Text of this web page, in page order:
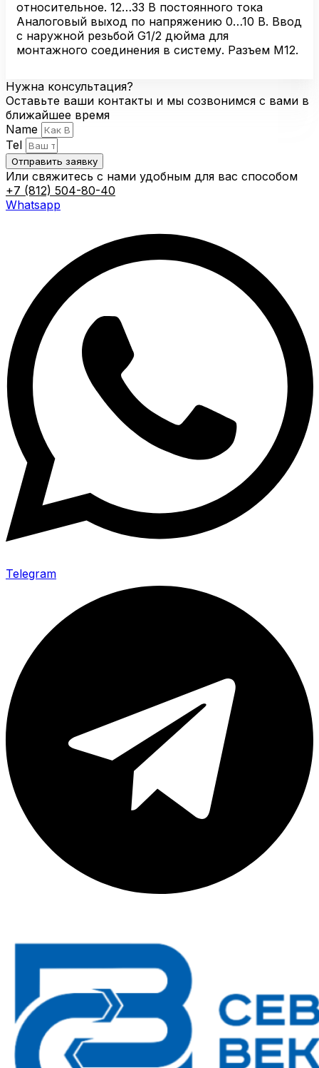
H1143
относительное. 12…33 В постоянного тока
Аналоговый выход по напряжению 0…10 В. Ввод
с наружной резьбой G1/2 дюйма для
монтажного соединения в систему. Разъем M12.
Нужна консультация?
Оставьте ваши контакты и мы созвонимся с вами в
ближайшее время
Name
Tel
Отправить заявку
Или свяжитесь с нами удобным для вас способом
+7 (812) 504-80-40
Whatsapp
Telegram